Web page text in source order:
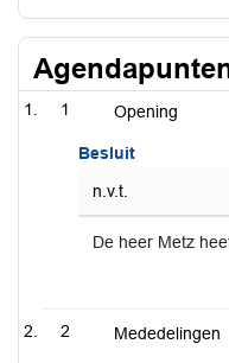
1 Opening
Besluit
n.v.t.
De heer Metz
2 Mededelingen